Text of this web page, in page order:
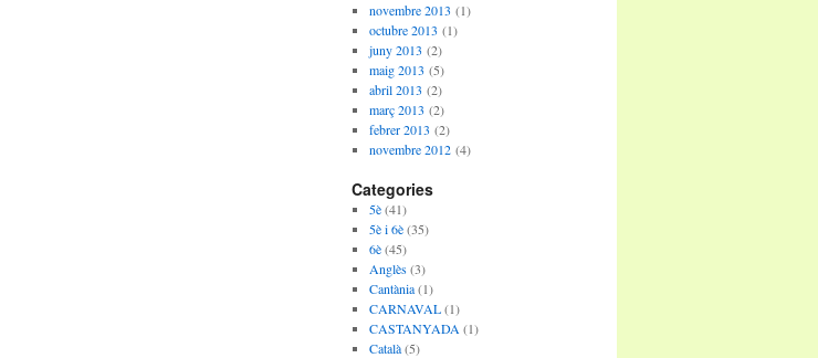
novembre 2013 (1)
octubre 2013 (1)
juny 2013 (2)
maig 2013 (5)
abril 2013 (2)
març 2013 (2)
febrer 2013 (2)
novembre 2012(4)
Categories
5è(41)
5è i 6è(35)
6è(45)
Anglès(3)
Cantània(1)
CARNAVAL(1)
CASTANYADA (1)
Català(5)